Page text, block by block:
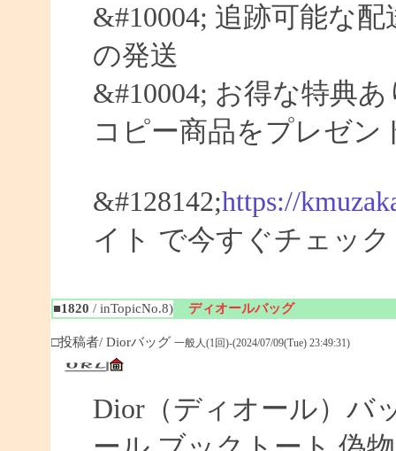
&#10004; 追跡可能な
の発送
&#10004; お得な特典
コピー商品をプレゼン
&#128142;https://
イト で今すぐチェック
■1820 / inTopicNo.8) ディオールバッグ
□投稿者/ Diorバッグ 一般人(1回)-(2024/07/09(Tue) 23:49:31)
Dior（ディオール）バ